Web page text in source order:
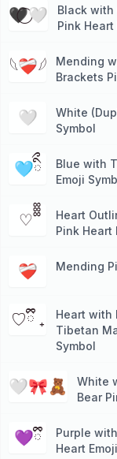
🖤⃝🤍
Black with
Pink Heart
𓆩❤️‍🩹𓆪
Mending
Brackets
🤍
White
Symbol
🩵ིྀ
Blue with
Emoji
♡ ᪲᪲᪲
Heart
Pink Heart
❤️‍🩹 Mending
ㅤ♡ྀི ₊
Heart with
Tibetan
Symbol
🤍🎀🧸
White
Bear
💜ྀི
Purple
Heart